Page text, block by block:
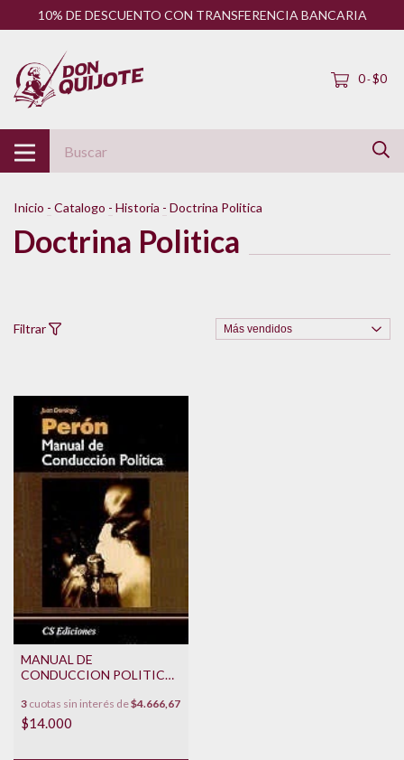
10% DE DESCUENTO CON TRANSFERENCIA BANCARIA
0-$0
Inicio - Catalogo - Historia - Doctrina Politica
Doctrina Politica
Filtrar
MANUAL DE
CONDUCCION POLITICA
3 cuotas sin interés de$4.666,67
$14.000